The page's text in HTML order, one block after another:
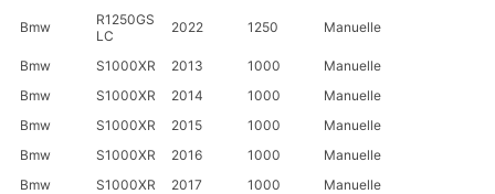
Bmw
R1250GS
LC
2022 1250 Manuelle
Bmw S1000XR 2013 1000
Manuelle
Bmw
S1000XR 2014 1000
Manuelle
Bmw
S1000XR 2015 1000
Manuelle
Bmw
S1000XR 2016 1000
Manuelle
Bmw
S1000XR 2017 1000
Manuelle